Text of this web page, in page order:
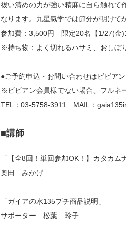
祓い清めの力が強い精麻に自ら触れて
なります。九星氣学では節分が明けて
参加費：3,500円 限定20名【1/27(金
※持ち物：よく切れるハサミ、おしぼ
●ご予約申込・お問い合わせはビビア
※ビビアン会員様でない場合、フルネ
TEL：03-5758-3911 MAIL：
■講師
「【全8回！単回参加OK！】カタカ
奥田 みかげ
「ガイアの水135プチ商品説明」
サポーター 松葉 玲子